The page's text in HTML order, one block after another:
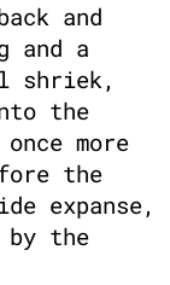
and
and a
shriek,
the
more
the
expanse,
by the